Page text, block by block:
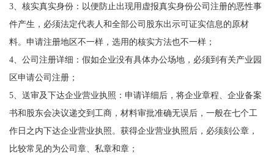
3、核实真实身份：以便防止出现用虚报真实身份公司注册的恶性事
件产生，必须法定代表人和全部公司股东出示可证实信息的原材
料。申请注册地区不一样，选用的核实方法也不一样；
4、公司注册详细：假如企业没有具体办公场地，必须到有关产业园
区申请公司注册；
5、送审及下达企业营业执照：申请详细后，将企业章程、企业备案
书和股东会决议递交到工商，材料审批准确无误后，一般在七个工
作日之内下达企业营业执照。获得企业营业执照后，必须刻公章，
比较常见的为公司章、私章和章；